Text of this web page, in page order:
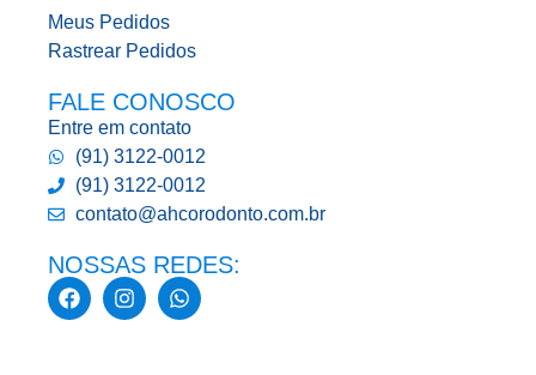
Meus Pedidos
Rastrear Pedidos
FALE CONOSCO
Entre em contato
(91) 3122-0012
(91) 3122-0012
contato@ahcorodonto.com.br
NOSSAS REDES: